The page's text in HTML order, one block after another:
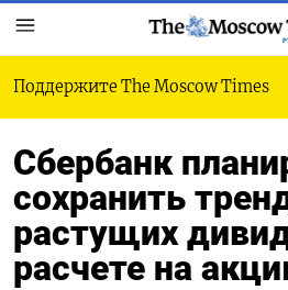
Поддержите The Moscow Times
Сбербанк
сохранить
растущих
расчете на